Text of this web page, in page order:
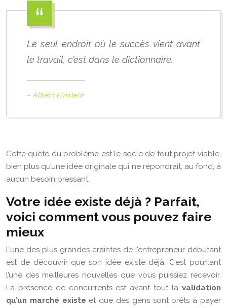
Le seul endroit où le succès vient avant
le travail, c’est dans le dictionnaire.
– Albert Einstein
Cette quête du problème est le socle de tout projet viable,
bien plus qu’une idée originale qui ne répondrait, au fond, à
aucun besoin pressant.
Votre idée existe déjà ? Parfait,
voici comment vous pouvez faire
mieux
L’une des plus grandes craintes de l’entrepreneur débutant
est de découvrir que son idée existe déjà. C’est pourtant
l’une des meilleures nouvelles que vous puissiez recevoir.
La présence de concurrents est avant tout la validation
qu’un marché existe et que des gens sont prêts à payer